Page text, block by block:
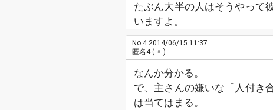
たぶん大半の人はそうやって
いますよ。
No.42014/06/15 11:37
匿名4( ♀ )
なんか分かる。
で、主さんの嫌いな「人付き
は当てはまる。